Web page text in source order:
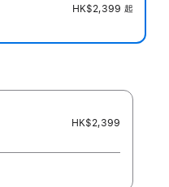
HK$2,399 起
HK$2,399